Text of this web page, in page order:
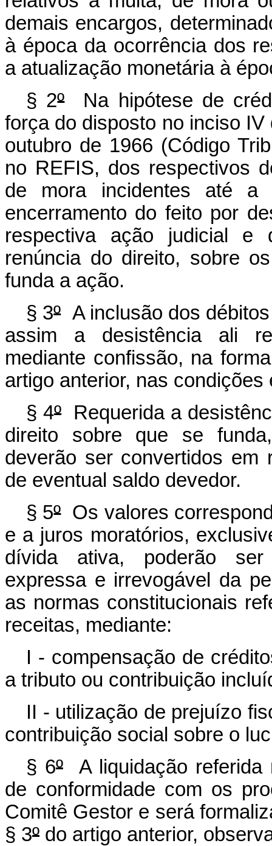
demais encargos,
à época da ocorrência dos
a atualização monetária à
§ 2ºNa hipótese de
força do disposto no inciso
outubro de 1966 (Código
no REFIS, dos respectivos
de mora incidentes até a
encerramento do feito por
respectiva ação judicial e
renúncia do direito, sobre
funda a ação.
§ 3ºA inclusão dos débitos
assim a desistência ali
mediante confissão, na
artigo anterior, nas condições
§ 4ºRequerida a
direito sobre que se
deverão ser convertidos em
de eventual saldo devedor.
§ 5ºOs valores
e a juros moratórios,
dívida ativa, poderão ser
expressa e irrevogável da
as normas constitucionais
receitas, mediante:
I - compensação de
a tributo ou contribuição
II - utilização de prejuízo
contribuição social sobre o
§ 6º A liquidação referida
de conformidade com os
Comitê Gestor e será
§ 3º do artigo anterior,